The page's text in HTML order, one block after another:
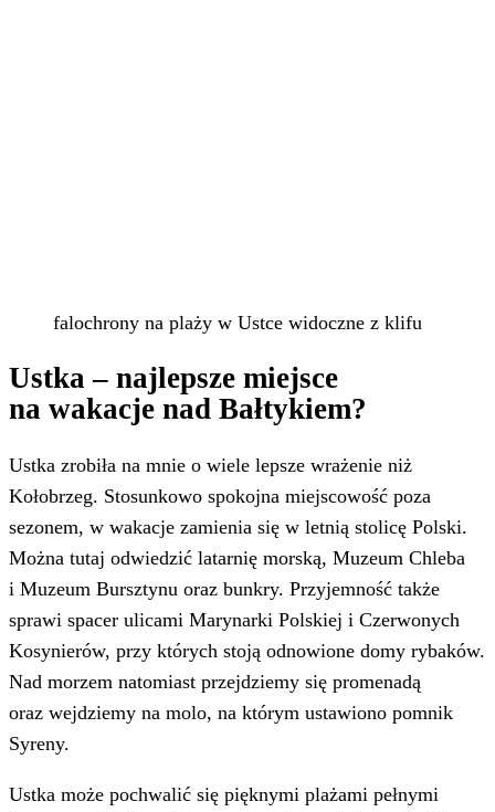
falochrony na plaży w Ustce widoczne z klifu
Ustka – najlepsze miejsce
na wakacje nad Bałtykiem?
Ustka zrobiła na mnie o wiele lepsze wrażenie niż
Kołobrzeg. Stosunkowo spokojna miejscowość poza
sezonem, w wakacje zamienia się w letnią stolicę Polski.
Można tutaj odwiedzić latarnię morską, Muzeum Chleba
i Muzeum Bursztynu oraz bunkry. Przyjemność także
sprawi spacer ulicami Marynarki Polskiej i Czerwonych
Kosynierów, przy których stoją odnowione domy rybaków.
Nad morzem natomiast przejdziemy się promenadą
oraz wejdziemy na molo, na którym ustawiono pomnik
Syreny.
Ustka może pochwalić się pięknymi plażami pełnymi